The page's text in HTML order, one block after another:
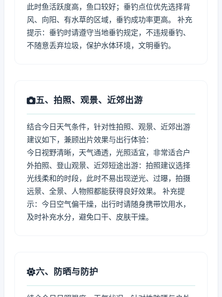
此时鱼活跃度高，鱼口较好；垂钓点位优先选择背
风、向阳、有水草的区域，垂钓成功率更高。 补充
提示：垂钓时请遵守当地垂钓规定，不违规垂钓、
不随意丢弃垃圾，保护水体环境，文明垂钓。
五、拍照、观景、近郊出游
结合今日天气条件，针对性拍照、观景、近郊出游
建议如下，兼顾出片效果与出行体验：
今日视野清晰，天气通透，光照适宜，非常适合户
外拍照、登山观景、近郊短途出游：拍照建议选择
光线柔和的时段，此时不易出现逆光、过曝，拍摄
远景、全景、人物照都能获得良好效果。 补充提
示：今日空气偏干燥，出行时请随身携带饮用水，
及时补充水分，避免口干、皮肤干燥。
六、防晒与防护